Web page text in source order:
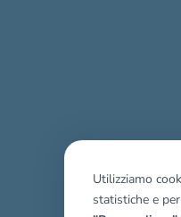
Utilizziamo
statistiche e